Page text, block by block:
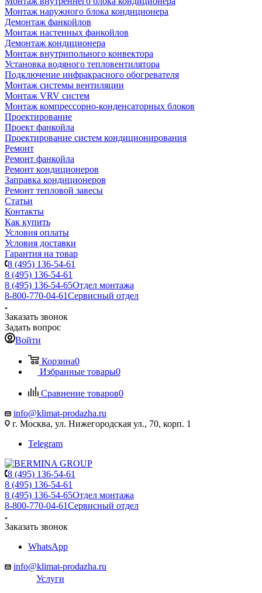
Монтаж наружного блока кондиционера
Демонтаж фанкойлов
Монтаж настенных фанкойлов
Демонтаж кондиционера
Монтаж внутрипольного конвектора
Установка водяного тепловентилятора
Подключение инфракрасного обогревателя
Монтаж системы вентиляции
Монтаж VRV систем
Монтаж компрессорно-конденсаторных блоков
Проектирование
Проект фанкойла
Проектирование систем кондиционирования
Ремонт
Ремонт фанкойла
Ремонт кондиционеров
Заправка кондиционеров
Ремонт тепловой завесы
Статьи
Контакты
Как купить
Условия оплаты
Условия доставки
Гарантия на товар
8 (495) 136-54-61
8 (495) 136-54-61
8 (495) 136-54-65Отдел монтажа
8-800-770-04-61Сервисный отдел
Заказать звонок
Задать вопрос
Войти
Корзина0
Избранные товары0
Сравнение товаров0
info@klimat-prodazha.ru
г. Москва, ул. Нижегородская ул., 70, корп. 1
Telegram
8 (495) 136-54-61
8 (495) 136-54-61
8 (495) 136-54-65Отдел монтажа
8-800-770-04-61Сервисный отдел
Заказать звонок
WhatsApp
info@klimat-prodazha.ru
Услуги